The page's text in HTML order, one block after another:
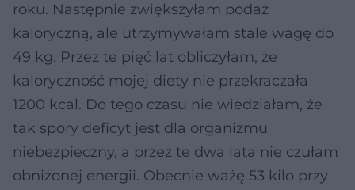
roku. Następnie zwiększyłam podaż
kaloryczną, ale utrzymywałam stale wagę do
49 kg. Przez te pięć lat obliczyłam, że
kaloryczność mojej diety nie przekraczała
1200 kcal. Do tego czasu nie wiedziałam, że
tak spory deficyt jest dla organizmu
niebezpieczny, a przez te dwa lata nie czułam
obniżonej energii. Obecnie ważę 53 kilo przy